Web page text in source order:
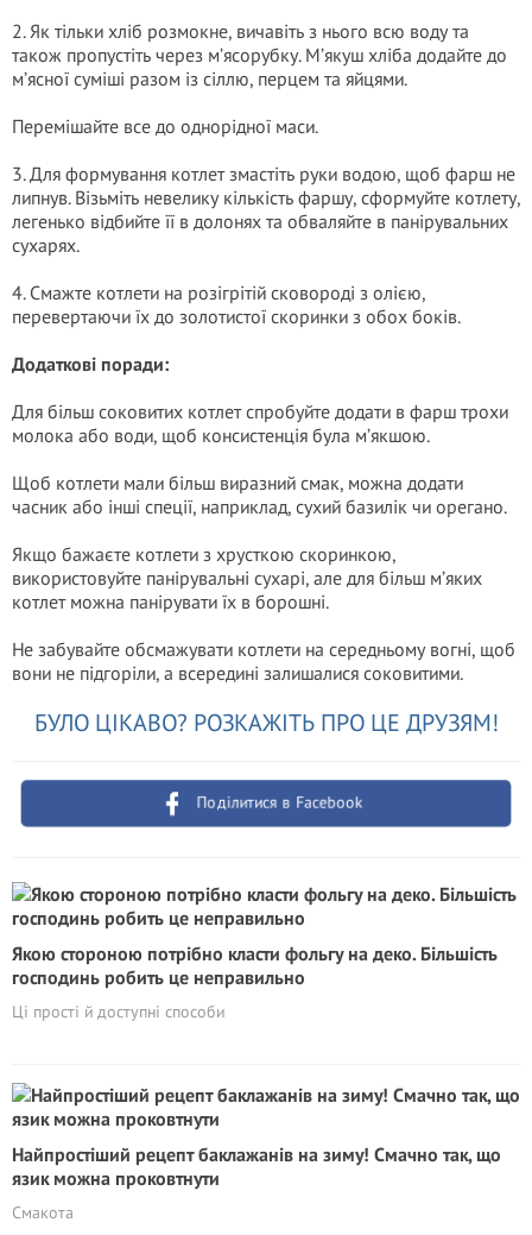
2. Як тільки хліб розмокне, вичавіть з нього всю воду та
також пропустіть через м’ясорубку. М’якуш хліба додайте до
м’ясної суміші разом із сіллю, перцем та яйцями.
Перемішайте все до однорідної маси.
3. Для формування котлет змастіть руки водою, щоб фарш не
липнув. Візьміть невелику кількість фаршу, сформуйте котлету,
легенько відбийте її в долонях та обваляйте в панірувальних
сухарях.
4. Смажте котлети на розігрітій сковороді з олією,
перевертаючи їх до золотистої скоринки з обох боків.
Додаткові поради:
Для більш соковитих котлет спробуйте додати в фарш трохи
молока або води, щоб консистенція була м’якшою.
Щоб котлети мали більш виразний смак, можна додати
часник або інші спеції, наприклад, сухий базилік чи орегано.
Якщо бажаєте котлети з хрусткою скоринкою,
використовуйте панірувальні сухарі, але для більш м’яких
котлет можна панірувати їх в борошні.
Не забувайте обсмажувати котлети на середньому вогні, щоб
вони не підгоріли, а всередині залишалися соковитими.
БУЛО ЦІКАВО? РОЗКАЖІТЬ ПРО ЦЕ ДРУЗЯМ!
Поділитися в Facebook
Якою стороною потрібно класти фольгу на деко. Більшість
господинь робить це неправильно
Ці прості й доступні способи
Найпростіший рецепт баклажанів на зиму! Смачно так, що
язик можна проковтнути
Смакота